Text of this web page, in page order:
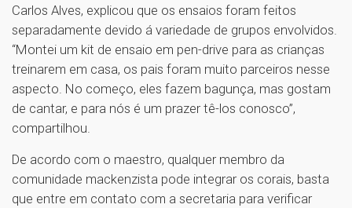
Carlos Alves, explicou que os ensaios foram feitos
separadamente devido á variedade de grupos envolvidos.
“Montei um kit de ensaio em pen-drive para as crianças
treinarem em casa, os pais foram muito parceiros nesse
aspecto. No começo, eles fazem bagunça, mas gostam
de cantar, e para nós é um prazer tê-los conosco”,
compartilhou.
De acordo com o maestro, qualquer membro da
comunidade mackenzista pode integrar os corais, basta
que entre em contato com a secretaria para verificar